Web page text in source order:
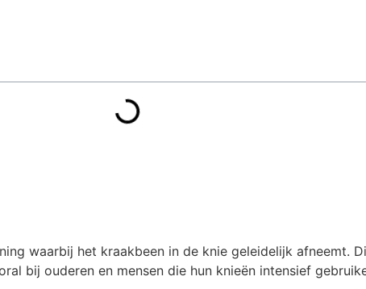
waarbij het kraakbeen in de knie geleidelijk afneemt.
bij ouderen en mensen die hun knieën intensief